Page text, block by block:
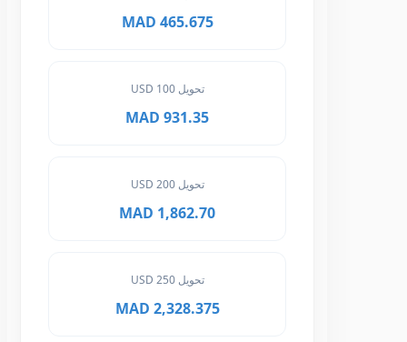
465.675 MAD
تحويل 100 USD
931.35 MAD
تحويل 200 USD
1,862.70 MAD
تحويل 250 USD
2,328.375 MAD